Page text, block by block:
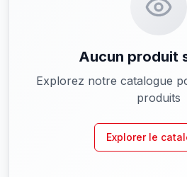
Aucun produit
Explorez notre catalogue
produits
Explorer le